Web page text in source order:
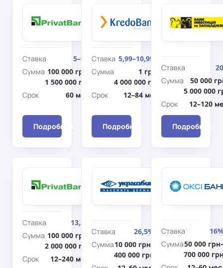
Доступные
кредиты 5-
Ставка
5–9%
Сумма 100 000 грн–
1 500 000 грн
Срок
60 мес.
Подробнее
Kredo
TOP
Ставка 5,99–10,99%
Сумма
1 грн–
4 000 000 грн
Срок
12–84 мес.
Подробнее
Ставка
Сумма
50 000
5 000 000
Срок
12–120
Подробнее
Недвижимость
на первичном
Ставка
13,5%
Сумма 100 000 грн–
2 000 000 грн
Срок
12–240 мес.
На авто,
находящихся
Ставка
26,5%
Сумма10 000 грн–
400 000 грн
Ставка
Сумма50 000
700 000